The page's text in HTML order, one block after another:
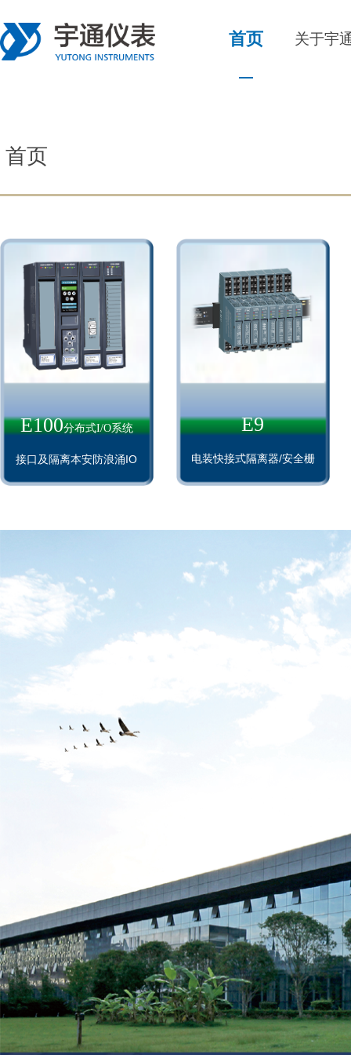
首页 关于宇
首页
E100分布式I/O系统
接口及隔离本安防浪涌IO
E9
电装快接式隔离器/安全栅